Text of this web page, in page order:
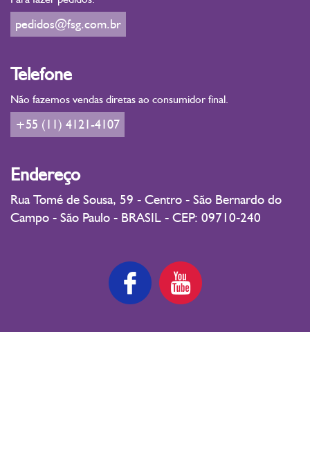
pedidos@fsg.com.br
Telefone
Não fazemos vendas diretas ao consumidor final.
+55 (11) 4121-4107
Endereço
Rua Tomé de Sousa, 59 - Centro - São Bernardo do
Campo - São Paulo - BRASIL - CEP: 09710-240